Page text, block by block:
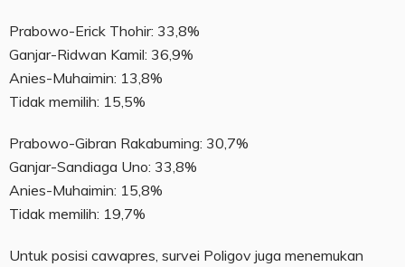
Prabowo-Erick Thohir: 33,8%
Ganjar-Ridwan Kamil: 36,9%
Anies-Muhaimin: 13,8%
Tidak memilih: 15,5%
Prabowo-Gibran Rakabuming: 30,7%
Ganjar-Sandiaga Uno: 33,8%
Anies-Muhaimin: 15,8%
Tidak memilih: 19,7%
Untuk posisi cawapres, survei Poligov juga menemukan